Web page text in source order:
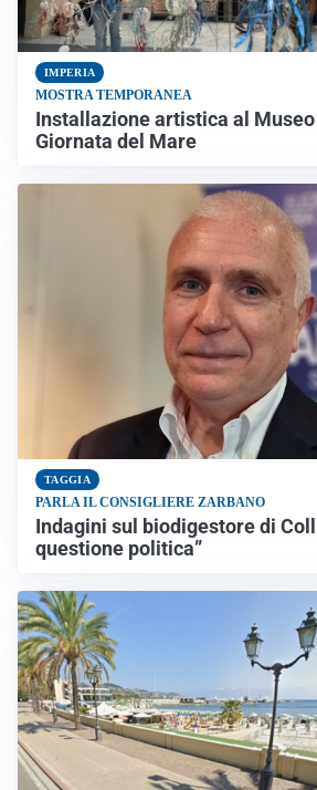
IMPERIA
MOSTRA TEMPORANEA
Installazione artistica al
Giornata del Mare
TAGGIA
PARLA IL CONSIGLIERE ZARBANO
Indagini sul biodigestore di
questione politica”